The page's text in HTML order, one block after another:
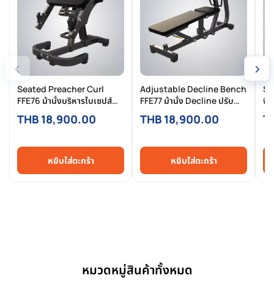
‹
Seated Preacher Curl
FFE76 ม้านั่งบริหารไบเซปส์
แบบ Preacher ระดับ
Commercial
THB 18,900.00
หยิบใส่ตะกร้า
Adjustable Decline Bench
FFE77 ม้านั่ง Decline ปรับ
ระดับได้ แข็งแรงสำหรับ
ฟิตเนส Commercial
THB 18,900.00
หยิบใส่ตะกร้า
ฟิ
›
หมวดหมู่สินค้าทั้งหมด